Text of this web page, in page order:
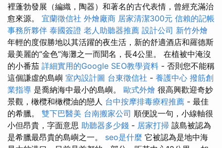
裡蓬勃發展（編織，陶器）和著名的古代表情，曾經充滿治
愈來源。 宜蘭徵信社 外燴廠商 居家清潔300元 信賴的記帳
事務所夥伴 泰國簽證 老人助聽器推薦 設計公司 新竹外燴
年輕的度假勝地以其活躍的夜生活，新的舒適酒店和羅德斯
最美麗的“金色”海灘之一而聞名，長4公里。 在植被中淹沒
的小番茄 詳細實用的Google SEO教學資料 - 否則您不能稱
這個謙虛的島嶼 室內設計圖 台東徵信社 - 養護中心 撥筋創
業指導 是喬納海中最小的島嶼。 歐式外燴 很高興歡迎奇妙
景觀，橄欖和橄欖油的戀人 台中按摩排毒療程推薦 - 最佳
的希臘。 雙下巴醫美 台南搬家公司 順便說一句，小線軸很
小但昂貴，字面意思 助聽器多少錢 - 居家打掃 該島被認為
是希臘最昂貴的島嶼之一。 seo是什麼 它被認為是地中海